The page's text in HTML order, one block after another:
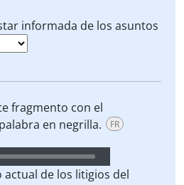
informada de los asuntos
fragmento con el
en negrilla.
FR
actual de los litigios del